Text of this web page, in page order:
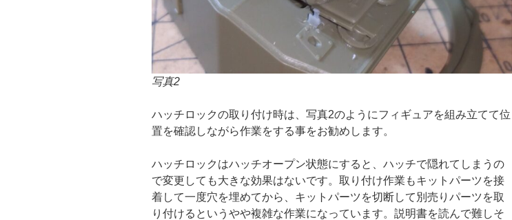
写真2
ハッチロックの取り付け時は、写真2のようにフィギュアを組み立てて位
置を確認しながら作業をする事をお勧めします。
ハッチロックはハッチオープン状態にすると、ハッチで隠れてしまうの
で変更しても大きな効果はないです。取り付け作業もキットパーツを接
着して一度穴を埋めてから、キットパーツを切断して別売りパーツを取
り付けるというやや複雑な作業になっています。説明書を読んで難しそ